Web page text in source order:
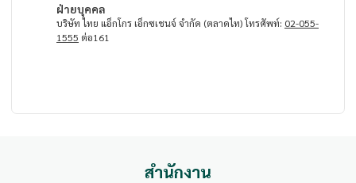
ฝ่ายบุคคล
บริษัท ไทย แอ็กโกร เอ็กซเชนจ์ จำกัด (ตลาดไท) โทรศัพท์: 02-055-
1555 ต่อ161
สำนักงาน